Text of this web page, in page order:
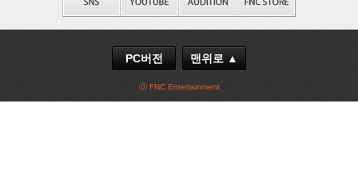
PC버전 맨위로 ▲
ⓒ FNC Entertainment